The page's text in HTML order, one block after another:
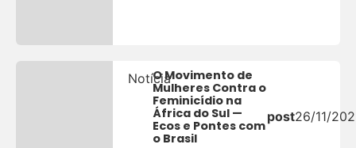
NotíciaO Movimento de
Mulheres Contra o
Feminicídio na
África do Sul —
Ecos e Pontes com
o Brasil
post26/11/